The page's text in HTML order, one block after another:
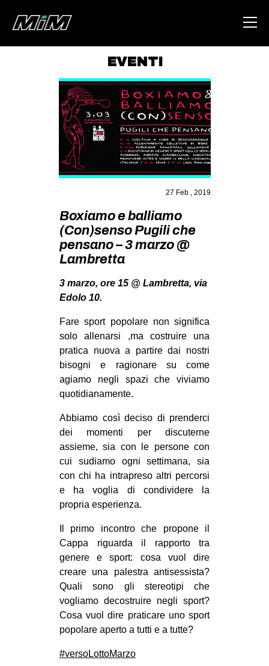
ABOUT
AREA
DEGENERAZIONE
GAZA FREESTYLE
CSOA LAMBRETTA
MSM
STUDENTI TSUNAMI
ZAM
SPAZI
SPORT POPOLARE
MOVIMENTI
AMBIENTE
DIRITTO ALL’ABITARE
GENERI
MIGRAZIONI
PRECARIATO
REPRESSIONE
STUDENTI
ARTE
CINEMA
MANIFESTI
MUSICA
RECENSIONI
EVENTI
27 Feb , 2019
Boxiamo e balliamo
(Con)senso Pugili che
pensano – 3 marzo @
Lambretta
3 marzo, ore 15 @ Lambretta, via
Edolo 10.
Fare sport popolare non significa
solo allenarsi ,ma costruire una
pratica nuova a partire dai nostri
bisogni e ragionare su come
agiamo negli spazi che viviamo
quotidianamente.
Abbiamo così deciso di prenderci
dei momenti per discuterne
assieme, sia con le persone con
cui sudiamo ogni settimana, sia
con chi ha intrapreso altri percorsi
e ha voglia di condividere la
propria esperienza.
Il primo incontro che propone il
Cappa riguarda il rapporto tra
genere e sport: cosa vuol dire
creare una palestra antisessista?
Quali sono gli stereotipi che
vogliamo decostruire negli sport?
Cosa vuol dire praticare uno sport
popolare aperto a tutti e a tutte?
#versoLottoMarzo